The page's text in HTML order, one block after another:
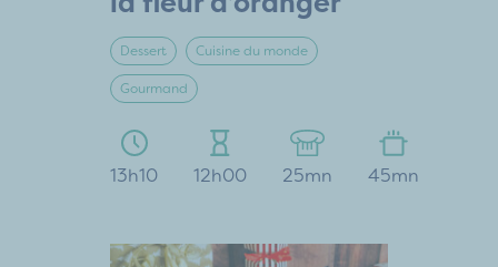
Dessert Cuisine du monde
Gourmand
13h10 12h00 25mn 45mn